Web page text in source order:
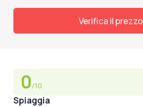
Verifica il prezzo
0/10
Spiaggia